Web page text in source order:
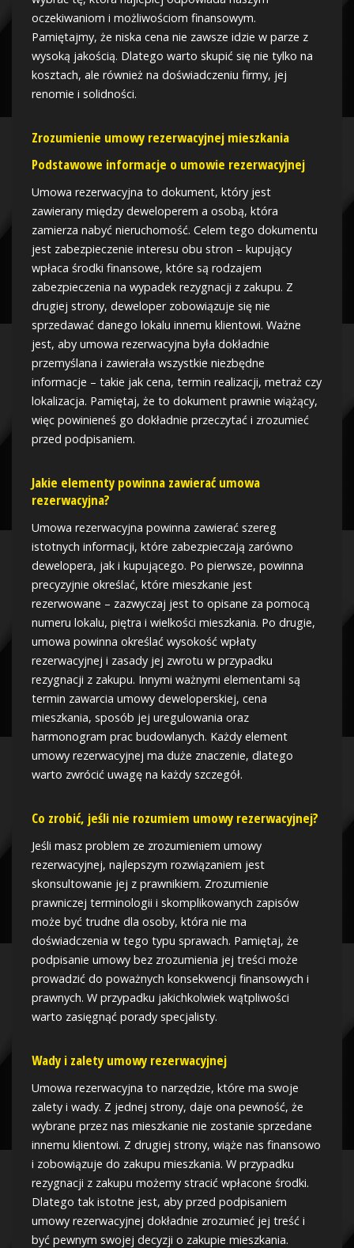
oczekiwaniom i możliwościom finansowym.
Pamiętajmy, że niska cena nie zawsze idzie w parze z
wysoką jakością. Dlatego warto skupić się nie tylko na
kosztach, ale również na doświadczeniu firmy, jej
renomie i solidności.
Zrozumienie umowy rezerwacyjnej mieszkania
Podstawowe informacje o umowie rezerwacyjnej
Umowa rezerwacyjna to dokument, który jest
zawierany między deweloperem a osobą, która
zamierza nabyć nieruchomość. Celem tego dokumentu
jest zabezpieczenie interesu obu stron – kupujący
wpłaca środki finansowe, które są rodzajem
zabezpieczenia na wypadek rezygnacji z zakupu. Z
drugiej strony, deweloper zobowiązuje się nie
sprzedawać danego lokalu innemu klientowi. Ważne
jest, aby umowa rezerwacyjna była dokładnie
przemyślana i zawierała wszystkie niezbędne
informacje – takie jak cena, termin realizacji, metraż czy
lokalizacja. Pamiętaj, że to dokument prawnie wiążący,
więc powinieneś go dokładnie przeczytać i zrozumieć
przed podpisaniem.
Jakie elementy powinna zawierać umowa
rezerwacyjna?
Umowa rezerwacyjna powinna zawierać szereg
istotnych informacji, które zabezpieczają zarówno
dewelopera, jak i kupującego. Po pierwsze, powinna
precyzyjnie określać, które mieszkanie jest
rezerwowane – zazwyczaj jest to opisane za pomocą
numeru lokalu, piętra i wielkości mieszkania. Po drugie,
umowa powinna określać wysokość wpłaty
rezerwacyjnej i zasady jej zwrotu w przypadku
rezygnacji z zakupu. Innymi ważnymi elementami są
termin zawarcia umowy deweloperskiej, cena
mieszkania, sposób jej uregulowania oraz
harmonogram prac budowlanych. Każdy element
umowy rezerwacyjnej ma duże znaczenie, dlatego
warto zwrócić uwagę na każdy szczegół.
Co zrobić, jeśli nie rozumiem umowy rezerwacyjnej?
Jeśli masz problem ze zrozumieniem umowy
rezerwacyjnej, najlepszym rozwiązaniem jest
skonsultowanie jej z prawnikiem. Zrozumienie
prawniczej terminologii i skomplikowanych zapisów
może być trudne dla osoby, która nie ma
doświadczenia w tego typu sprawach. Pamiętaj, że
podpisanie umowy bez zrozumienia jej treści może
prowadzić do poważnych konsekwencji finansowych i
prawnych. W przypadku jakichkolwiek wątpliwości
warto zasięgnąć porady specjalisty.
Wady i zalety umowy rezerwacyjnej
Umowa rezerwacyjna to narzędzie, które ma swoje
zalety i wady. Z jednej strony, daje ona pewność, że
wybrane przez nas mieszkanie nie zostanie sprzedane
innemu klientowi. Z drugiej strony, wiąże nas finansowo
i zobowiązuje do zakupu mieszkania. W przypadku
rezygnacji z zakupu możemy stracić wpłacone środki.
Dlatego tak istotne jest, aby przed podpisaniem
umowy rezerwacyjnej dokładnie zrozumieć jej treść i
być pewnym swojej decyzji o zakupie mieszkania.